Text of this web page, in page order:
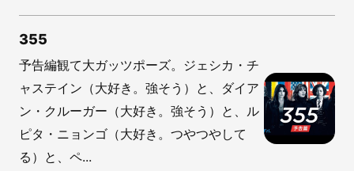
355
予告編観て大ガッツポーズ。ジェシカ・チ
ャステイン（大好き。強そう）と、ダイア
ン・クルーガー（大好き。強そう）と、ル
ピタ・ニョンゴ（大好き。つやつやして
る）と、ペ...